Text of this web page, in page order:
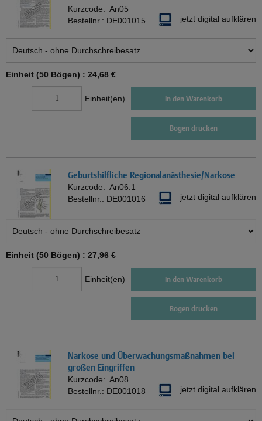
Kurzcode: An05
Bestellnr.: DE001015 jetzt digital aufklären
Einheit (50 Bögen) : 24,68 €
Einheit(en) In den Warenkorb
Bogen drucken
Geburtshilfliche Regionalanästhesie/Narkose
Kurzcode: An06.1
Bestellnr.: DE001016 jetzt digital aufklären
Einheit (50 Bögen) : 27,96 €
Einheit(en) In den Warenkorb
Bogen drucken
Narkose und Überwachungsmaßnahmen bei
großen Eingriffen
Kurzcode: An08
Bestellnr.: DE001018 jetzt digital aufklären